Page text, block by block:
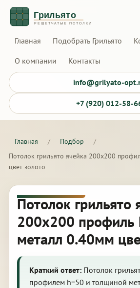
Главная Подобрать Грильято
О компании Контакты
info@grilyato-
+7 (920) 012-58-
Главная / Подбор
/
Потолок грильято ячейка 200х200
цвет золото
Потолок грильято
200х200 профиль
металл 0.40мм
Краткий ответ:Потолок
профилем h=50 и толщиной